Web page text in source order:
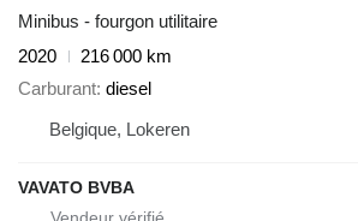
Minibus - fourgon utilitaire
2020
216 000 km
Carburant diesel
Belgique, Lokeren
VAVATO BVBA